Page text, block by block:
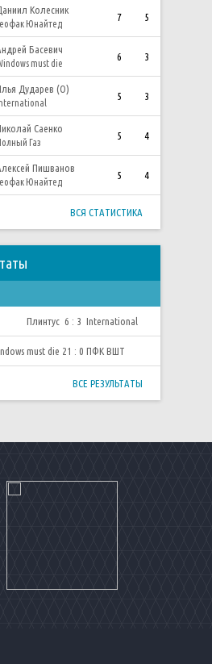
Колесник
Юнайтед
7 5
Басевич
must die
6 3
Дударев (О)
5 3
Саенко
Газ
5 4
Пишванов
Юнайтед
5 4
ВСЯ СТАТИСТИКА
Плинтус 6 : 3 International
must die 21 : 0 ПФК ВШТ
ВСЕ РЕЗУЛЬТАТЫ